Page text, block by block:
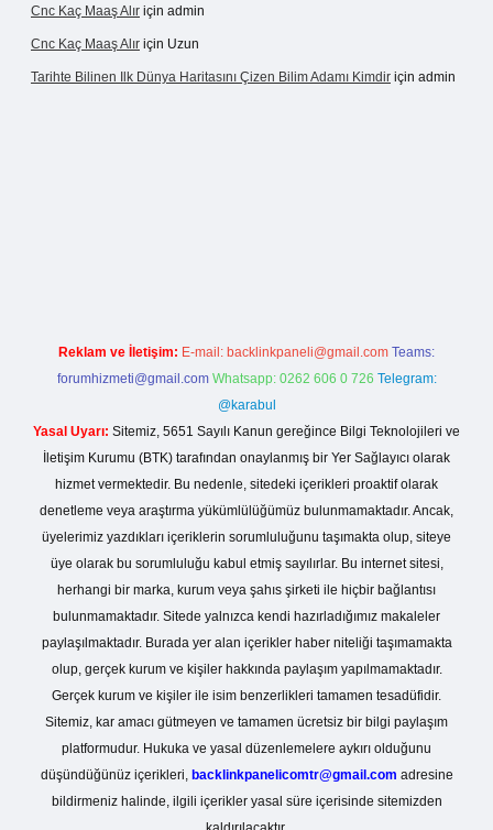
Cnc Kaç Maaş Alır için admin
Cnc Kaç Maaş Alır için Uzun
Tarihte Bilinen Ilk Dünya Haritasını Çizen Bilim Adamı Kimdir için admin
Reklam ve İletişim: E-mail: backlinkpaneli@gmail.com Teams:
forumhizmeti@gmail.com Whatsapp: 0262 606 0 726 Telegram:
@karabul
Yasal Uyarı: Sitemiz, 5651 Sayılı Kanun gereğince Bilgi Teknolojileri ve
İletişim Kurumu (BTK) tarafından onaylanmış bir Yer Sağlayıcı olarak
hizmet vermektedir. Bu nedenle, sitedeki içerikleri proaktif olarak
denetleme veya araştırma yükümlülüğümüz bulunmamaktadır. Ancak,
üyelerimiz yazdıkları içeriklerin sorumluluğunu taşımakta olup, siteye
üye olarak bu sorumluluğu kabul etmiş sayılırlar. Bu internet sitesi,
herhangi bir marka, kurum veya şahıs şirketi ile hiçbir bağlantısı
bulunmamaktadır. Sitede yalnızca kendi hazırladığımız makaleler
paylaşılmaktadır. Burada yer alan içerikler haber niteliği taşımamakta
olup, gerçek kurum ve kişiler hakkında paylaşım yapılmamaktadır.
Gerçek kurum ve kişiler ile isim benzerlikleri tamamen tesadüfidir.
Sitemiz, kar amacı gütmeyen ve tamamen ücretsiz bir bilgi paylaşım
platformudur. Hukuka ve yasal düzenlemelere aykırı olduğunu
düşündüğünüz içerikleri, backlinkpanelicomtr@gmail.com adresine
bildirmeniz halinde, ilgili içerikler yasal süre içerisinde sitemizden